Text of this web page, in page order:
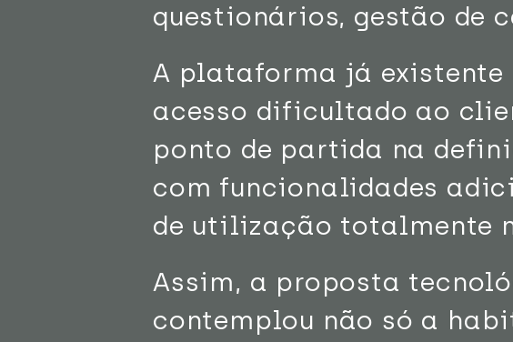
questionários, gestão de
A plataforma já existente
acesso dificultado ao
ponto de partida na
com funcionalidades
de utilização totalmente
Assim, a proposta
contemplou não só a